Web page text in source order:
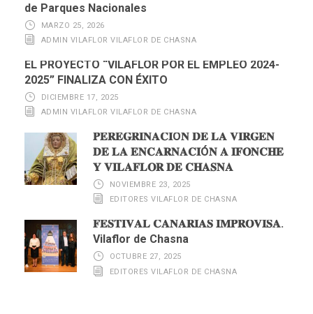
de Parques Nacionales
MARZO 25, 2026
ADMIN VILAFLOR VILAFLOR DE CHASNA
EL PROYECTO “VILAFLOR POR EL EMPLEO 2024-
2025” FINALIZA CON ÉXITO
DICIEMBRE 17, 2025
ADMIN VILAFLOR VILAFLOR DE CHASNA
𝐏𝐄𝐑𝐄𝐆𝐑𝐈𝐍𝐀𝐂𝐈Ó𝐍 𝐃𝐄 𝐋𝐀 𝐕𝐈𝐑𝐆𝐄𝐍
𝐃𝐄 𝐋𝐀 𝐄𝐍𝐂𝐀𝐑𝐍𝐀𝐂𝐈Ó𝐍 𝐀 𝐈𝐅𝐎𝐍𝐂𝐇𝐄
𝐘 𝐕𝐈𝐋𝐀𝐅𝐋𝐎𝐑 𝐃𝐄 𝐂𝐇𝐀𝐒𝐍𝐀
NOVIEMBRE 23, 2025
EDITORES VILAFLOR DE CHASNA
𝐅𝐄𝐒𝐓𝐈𝐕𝐀𝐋 𝐂𝐀𝐍𝐀𝐑𝐈𝐀𝐒 𝐈𝐌𝐏𝐑𝐎𝐕𝐈𝐒𝐀.
Vilaflor de Chasna
OCTUBRE 27, 2025
EDITORES VILAFLOR DE CHASNA